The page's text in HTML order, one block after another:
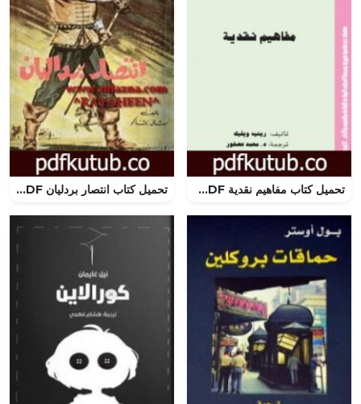
تحميل كتاب مفاهيم نقدية PDF تأليف رينيه ويليك مجانا [كامل] تحميل كتاب انتصار بردليان PDF تأليف ميشال زيفاكو مجانا [كامل]